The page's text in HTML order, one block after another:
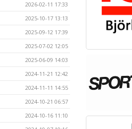
2026-02-11 17:33
2025-10-17 13:13
2025-09-12 17:39
2025-07-02 12:05
2025-06-09 14:03
2024-11-21 12:42
2024-11-11 14:55
2024-10-21 06:57
2024-10-16 11:10